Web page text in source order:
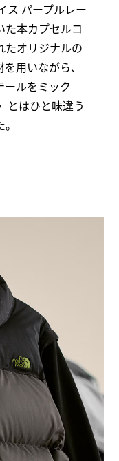
ス パープルレー
た本カプセルコ
たオリジナルの
用いながら、
ルをミック
とはひと味違う